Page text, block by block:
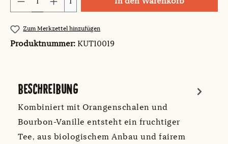
1
Zum Merkzettel hinzufügen
Produktnummer: KUT10019
BESCHREIBUNG
Kombiniert mit Orangenschalen und
Bourbon-Vanille entsteht ein fruchtiger
Tee, aus biologischem Anbau und fairem